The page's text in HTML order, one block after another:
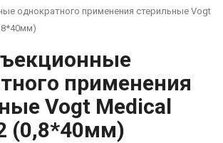
однократного применения стерильные Vogt
применения
Vogt Medical
(0,8*40мм)